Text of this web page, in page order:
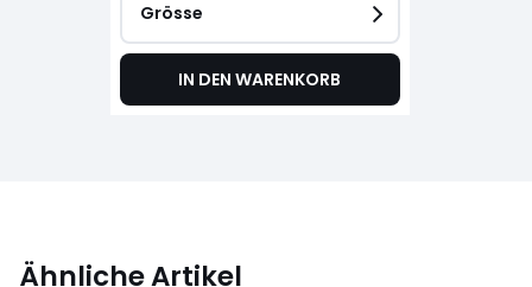
Grösse
IN DEN WARENKORB
Ähnliche Artikel